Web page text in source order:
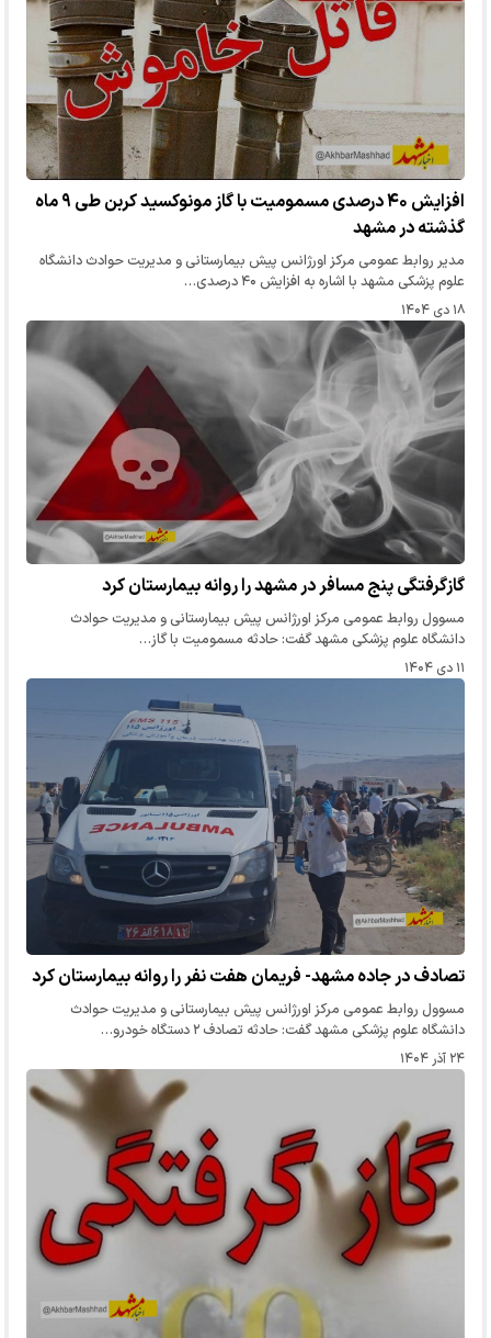
افزایش ۴۰ درصدی مسمومیت با گاز مونوکسید کربن طی ۹ ماه
گذشته در مشهد
مدیر روابط عمومی مرکز اورژانس پیش بیمارستانی و مدیریت حوادث دانشگاه
علوم پزشکی مشهد با اشاره به افزایش ۴۰ درصدی…
۱۸ دی ۱۴۰۴
گازگرفتگی پنج مسافر در مشهد را روانه بیمارستان کرد
مسوول روابط عمومی مرکز اورژانس پیش بیمارستانی و مدیریت حوادث
دانشگاه علوم پزشکی مشهد گفت: حادثه مسمومیت با گاز…
۱۱ دی ۱۴۰۴
تصادف در جاده مشهد- فریمان هفت نفر را روانه بیمارستان کرد
مسوول روابط عمومی مرکز اورژانس پیش بیمارستانی و مدیریت حوادث
دانشگاه علوم پزشکی مشهد گفت: حادثه تصادف ۲ دستگاه خودرو…
۲۴ آذر ۱۴۰۴